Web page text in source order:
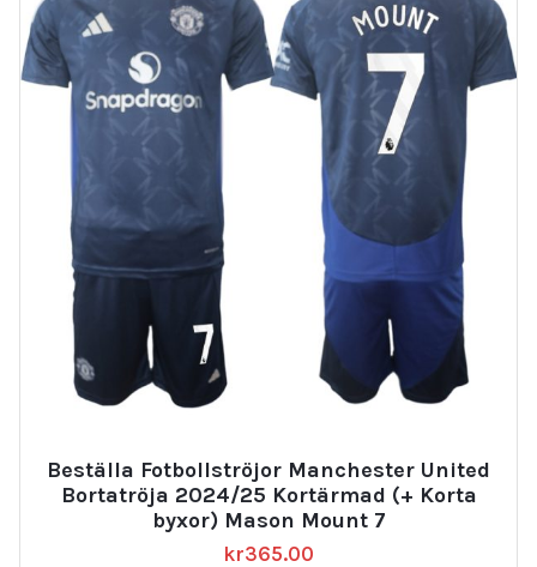
Beställa Fotbollströjor Manchester United
Bortatröja 2024/25 Kortärmad (+ Korta
byxor) Mason Mount 7
kr365.00